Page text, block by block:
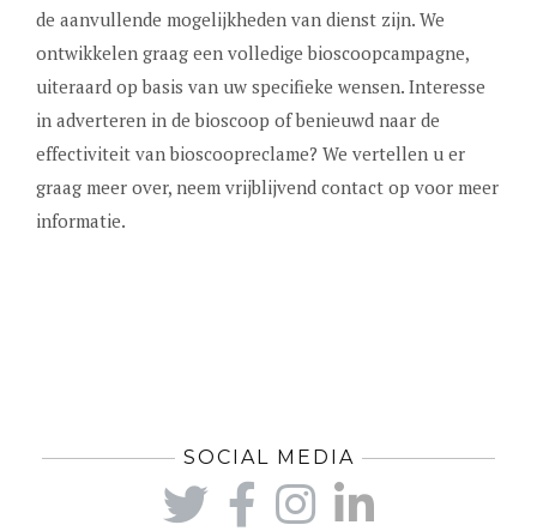
SOCIAL MEDIA
de aanvullende mogelijkheden van dienst zijn. We
ontwikkelen graag een volledige bioscoopcampagne,
uiteraard op basis van uw specifieke wensen. Interesse
in adverteren in de bioscoop of benieuwd naar de
effectiviteit van bioscoopreclame? We vertellen u er
graag meer over, neem vrijblijvend contact op voor meer
informatie.